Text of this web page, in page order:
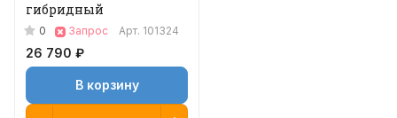
гибридный
0 Запрос Арт. 101324
26 790 ₽
В корзину